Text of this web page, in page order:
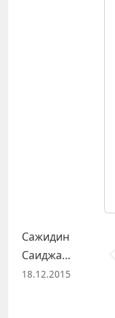
Сажидин
Саиджа…
18.12.2015